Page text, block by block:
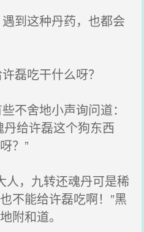
到这种丹药，也都会
磊吃干什么呀？
不舍地小声询问道：
给许磊这个狗东西
？”
，九转还魂丹可是稀
不能给许磊吃啊！”黑
附和道。